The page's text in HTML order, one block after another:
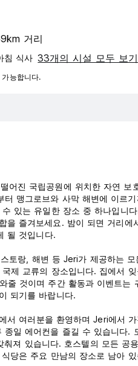
거리
침 식사‎ 33개의 시설 모두 보기
능합니다.
어진 국립공원에 위치한 자연
맹그로브와 사막 해변에 이르
있는 유일한 장소 중 하나입
을 즐겨보세요. 밤이 되면 거리
될 것입니다.
토랑, 해변 등 Jeri가 제공하는
제 교류의 장소입니다. 집에서
줄 것이며 주간 활동과 이벤트
되기를 바랍니다.
서 여러분을 환영하며 Jeri에서
일 에어컨을 즐길 수 있습니다
져 있습니다. 호스텔의 모든 공
당은 주요 만남의 장소로 남아